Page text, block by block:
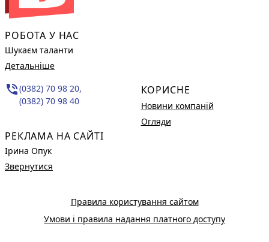
РОБОТА У НАС
Шукаєм таланти
Детальніше
phone_in_talk(0382) 70 98 20,
(0382) 70 98 40
РЕКЛАМА НА САЙТІ
Ірина Опук
Звернутися
КОРИСНЕ
Новини компаній
Огляди
Правила користування сайтом
Умови і правила надання платного доступу